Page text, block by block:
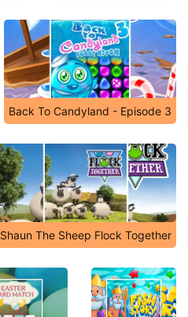
Back To Candyland - Episode 3
Shaun The Sheep Flock Together